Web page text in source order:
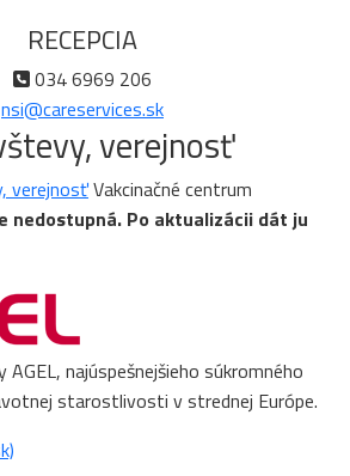
RECEPCIA
034 6969 206
nsi@careservices.sk
verejnosť
verejnosťVakcinačné centrum
nedostupná. Po aktualizácii dát ju
AGEL, najúspešnejšieho súkromného
starostlivosti v strednej Európe.